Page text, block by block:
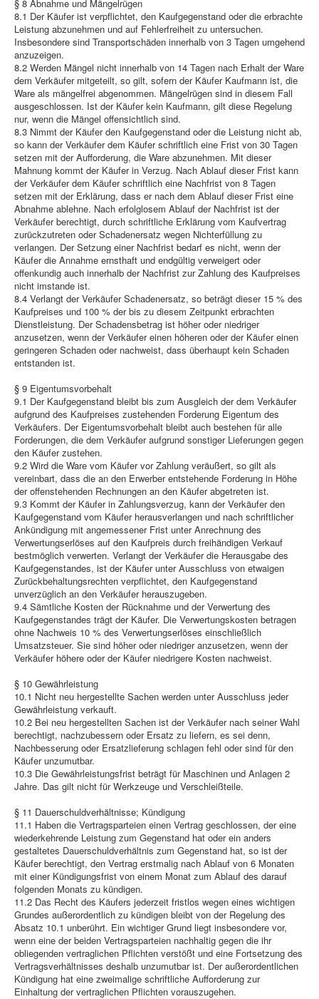
§ 8 Abnahme und Mängelrügen
8.1 Der Käufer ist verpflichtet, den Kaufgegenstand oder die erbrachte
Leistung abzunehmen und auf Fehlerfreiheit zu untersuchen.
Insbesondere sind Transportschäden innerhalb von 3 Tagen umgehend
anzuzeigen.
8.2 Werden Mängel nicht innerhalb von 14 Tagen nach Erhalt der Ware
dem Verkäufer mitgeteilt, so gilt, sofern der Käufer Kaufmann ist, die
Ware als mängelfrei abgenommen. Mängelrügen sind in diesem Fall
ausgeschlossen. Ist der Käufer kein Kaufmann, gilt diese Regelung
nur, wenn die Mängel offensichtlich sind.
8.3 Nimmt der Käufer den Kaufgegenstand oder die Leistung nicht ab,
so kann der Verkäufer dem Käufer schriftlich eine Frist von 30 Tagen
setzen mit der Aufforderung, die Ware abzunehmen. Mit dieser
Mahnung kommt der Käufer in Verzug. Nach Ablauf dieser Frist kann
der Verkäufer dem Käufer schriftlich eine Nachfrist von 8 Tagen
setzen mit der Erklärung, dass er nach dem Ablauf dieser Frist eine
Abnahme ablehne. Nach erfolglosem Ablauf der Nachfrist ist der
Verkäufer berechtigt, durch schriftliche Erklärung vom Kaufvertrag
zurückzutreten oder Schadenersatz wegen Nichterfüllung zu
verlangen. Der Setzung einer Nachfrist bedarf es nicht, wenn der
Käufer die Annahme ernsthaft und endgültig verweigert oder
offenkundig auch innerhalb der Nachfrist zur Zahlung des Kaufpreises
nicht imstande ist.
8.4 Verlangt der Verkäufer Schadenersatz, so beträgt dieser 15 % des
Kaufpreises und 100 % der bis zu diesem Zeitpunkt erbrachten
Dienstleistung. Der Schadensbetrag ist höher oder niedriger
anzusetzen, wenn der Verkäufer einen höheren oder der Käufer einen
geringeren Schaden oder nachweist, dass überhaupt kein Schaden
entstanden ist.
§ 9 Eigentumsvorbehalt
9.1 Der Kaufgegenstand bleibt bis zum Ausgleich der dem Verkäufer
aufgrund des Kaufpreises zustehenden Forderung Eigentum des
Verkäufers. Der Eigentumsvorbehalt bleibt auch bestehen für alle
Forderungen, die dem Verkäufer aufgrund sonstiger Lieferungen gegen
den Käufer zustehen.
9.2 Wird die Ware vom Käufer vor Zahlung veräußert, so gilt als
vereinbart, dass die an den Erwerber entstehende Forderung in Höhe
der offenstehenden Rechnungen an den Käufer abgetreten ist.
9.3 Kommt der Käufer in Zahlungsverzug, kann der Verkäufer den
Kaufgegenstand vom Käufer herausverlangen und nach schriftlicher
Ankündigung mit angemessener Frist unter Anrechnung des
Verwertungserlöses auf den Kaufpreis durch freihändigen Verkauf
bestmöglich verwerten. Verlangt der Verkäufer die Herausgabe des
Kaufgegenstandes, ist der Käufer unter Ausschluss von etwaigen
Zurückbehaltungsrechten verpflichtet, den Kaufgegenstand
unverzüglich an den Verkäufer herauszugeben.
9.4 Sämtliche Kosten der Rücknahme und der Verwertung des
Kaufgegenstandes trägt der Käufer. Die Verwertungskosten betragen
ohne Nachweis 10 % des Verwertungserlöses einschließlich
Umsatzsteuer. Sie sind höher oder niedriger anzusetzen, wenn der
Verkäufer höhere oder der Käufer niedrigere Kosten nachweist.
§ 10 Gewährleistung
10.1 Nicht neu hergestellte Sachen werden unter Ausschluss jeder
Gewährleistung verkauft.
10.2 Bei neu hergestellten Sachen ist der Verkäufer nach seiner Wahl
berechtigt, nachzubessern oder Ersatz zu liefern, es sei denn,
Nachbesserung oder Ersatzlieferung schlagen fehl oder sind für den
Käufer unzumutbar.
10.3 Die Gewährleistungsfrist beträgt für Maschinen und Anlagen 2
Jahre. Das gilt nicht für Werkzeuge und Verschleißteile.
§ 11 Dauerschuldverhältnisse; Kündigung
11.1 Haben die Vertragsparteien einen Vertrag geschlossen, der eine
wiederkehrende Leistung zum Gegenstand hat oder ein anders
gestaltetes Dauerschuldverhältnis zum Gegenstand hat, so ist der
Käufer berechtigt, den Vertrag erstmalig nach Ablauf von 6 Monaten
mit einer Kündigungsfrist von einem Monat zum Ablauf des darauf
folgenden Monats zu kündigen.
11.2 Das Recht des Käufers jederzeit fristlos wegen eines wichtigen
Grundes außerordentlich zu kündigen bleibt von der Regelung des
Absatz 10.1 unberührt. Ein wichtiger Grund liegt insbesondere vor,
wenn eine der beiden Vertragsparteien nachhaltig gegen die ihr
obliegenden vertraglichen Pflichten verstößt und eine Fortsetzung des
Vertragsverhältnisses deshalb unzumutbar ist. Der außerordentlichen
Kündigung hat eine zweimalige schriftliche Aufforderung zur
Einhaltung der vertraglichen Pflichten vorauszugehen.